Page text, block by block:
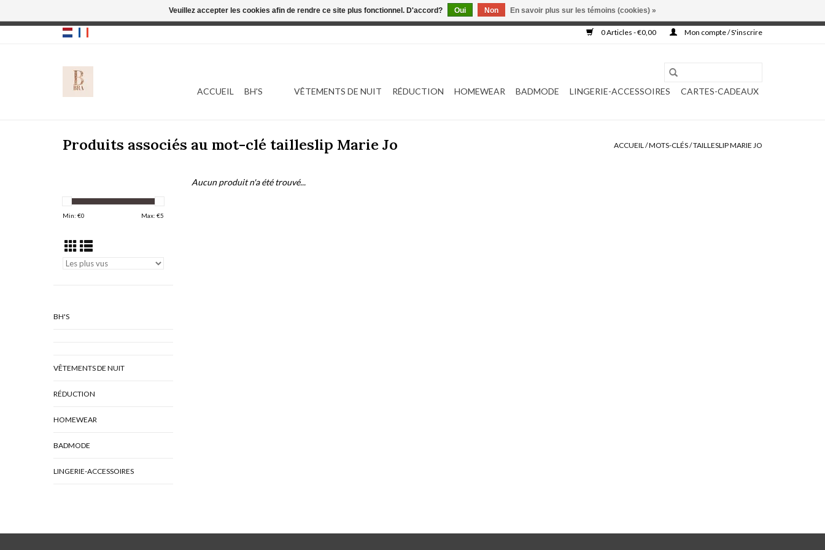
0 Articles - €0,00 Mon compte / S'inscrire
ACCUEIL BH'S VÊTEMENTS DE NUIT RÉDUCTION HOMEWEAR BADMODE LINGERIE-ACCESSOIRES CARTES-CADEAUX
Produits associés au mot-clé tailleslip Marie Jo ACCUEIL/MOTS-CLÉS/TAILLESLIP MARIE JO
Min: €0 Max: €5
BH'S
VÊTEMENTS DE NUIT
RÉDUCTION
HOMEWEAR
BADMODE
LINGERIE-ACCESSOIRES
Aucun produit n'a été trouvé...
Veuillez accepter les cookies afin de rendre ce site plus fonctionnel. D'accord? Oui Non En savoir plus sur les témoins (cookies) »
Cette boutique est en construction. Toute commande passée ne sera ni traitée, ni complétée.